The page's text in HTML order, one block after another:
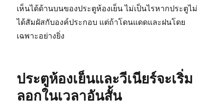
เห็นได้ด้านบนของประตูห้องเย็น ไม่เป็นไรหากประตูไม่
ได้สัมผัสกับองค์ประกอบ แต่ถ้าโดนแดดและฝนโดย
เฉพาะอย่างยิ่ง
ประตูห้องเย็นและวีเนียร์จะเริ่ม
ลอกในเวลาอันสั้น